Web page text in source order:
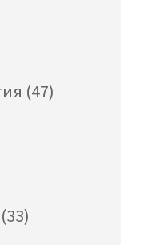
(47)
(33)